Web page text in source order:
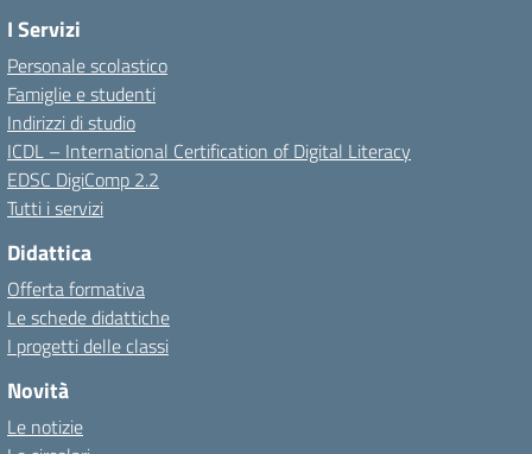
I Servizi
Personale scolastico
Famiglie e studenti
Indirizzi di studio
ICDL – International Certification of Digital Literacy
EDSC DigiComp 2.2
Tutti i servizi
Didattica
Offerta formativa
Le schede didattiche
I progetti delle classi
Novità
Le notizie